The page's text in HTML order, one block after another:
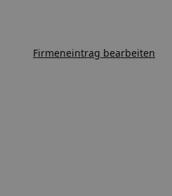
Firmeneintrag bearbeiten